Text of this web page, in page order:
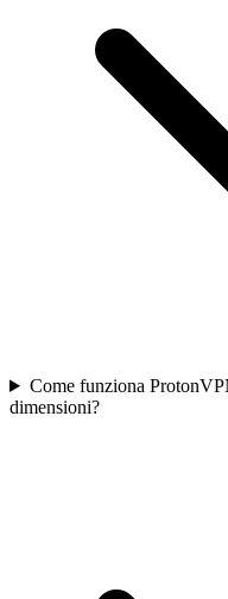
Come funziona
dimensioni?